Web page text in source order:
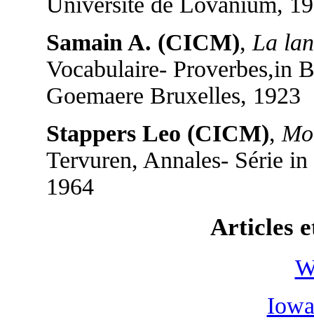
Samain A. (CICM),La
Vocabulaire- Proverbes,in
Goemaere Bruxelles, 1923
Stappers Leo (CICM),
Tervuren, Annales- Série
1964
Articles